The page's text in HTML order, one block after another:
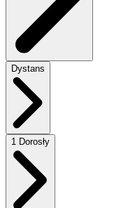
Dystans
1 Dorosły